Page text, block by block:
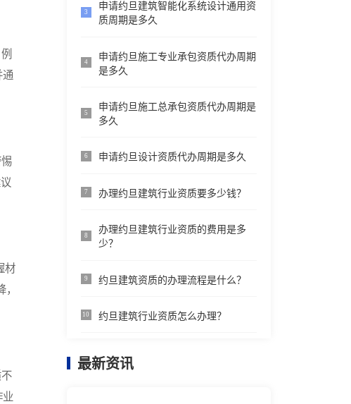
通
材
业
3
申请约旦建筑智能化系统设计通用资
质周期是多久
4
申请约旦施工专业承包资质代办周期
是多久
5
申请约旦施工总承包资质代办周期是
多久
6 申请约旦设计资质代办周期是多久
7 办理约旦建筑行业资质要多少钱？
8
办理约旦建筑行业资质的费用是多
少？
9 约旦建筑资质的办理流程是什么？
10 约旦建筑行业资质怎么办理？
最新资讯